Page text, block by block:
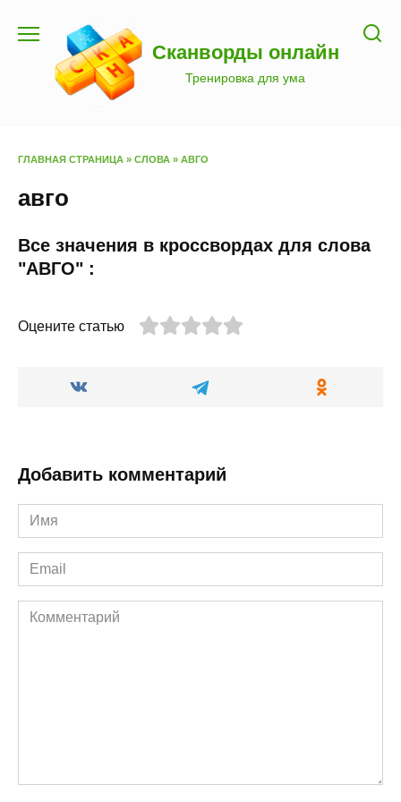
содержанию
Сканворды онлайн
Тренировка для ума
ГЛАВНАЯ СТРАНИЦА » СЛОВА » АВГО
авго
Все значения в кроссвордах для слова
"АВГО" :
Оцените статью
Добавить комментарий
Имя
*
Email
*
Комментарий